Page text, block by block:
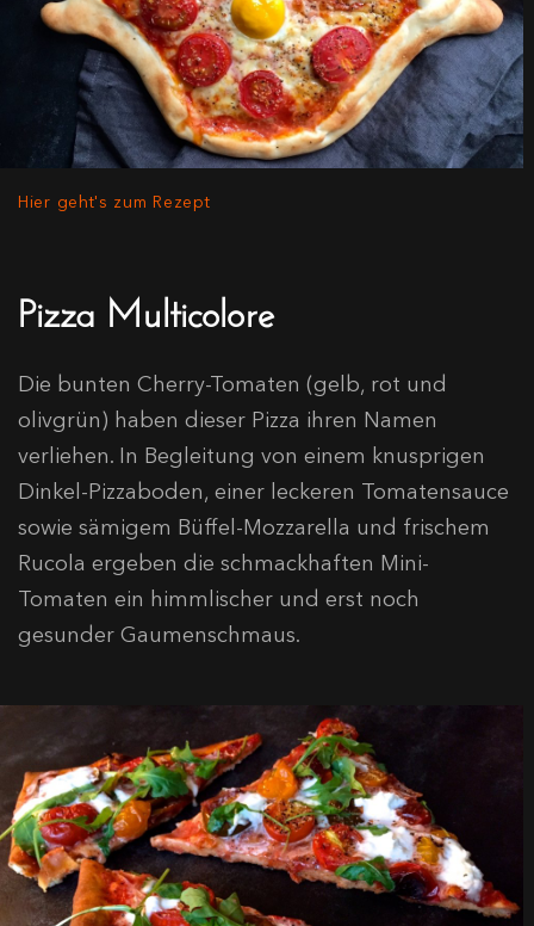
Hier geht's zum Rezept
Pizza Multicolore
Die bunten Cherry-Tomaten (gelb, rot und
olivgrün) haben dieser Pizza ihren Namen
verliehen. In Begleitung von einem knusprigen
Dinkel-Pizzaboden, einer leckeren Tomatensauce
sowie sämigem Büffel-Mozzarella und frischem
Rucola ergeben die schmackhaften Mini-
Tomaten ein himmlischer und erst noch
gesunder Gaumenschmaus.